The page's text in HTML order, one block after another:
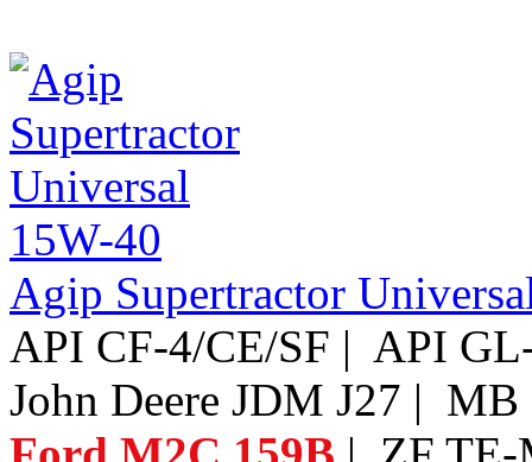
Agip Supertractor
API CF-4/CE/SF | API
John Deere JDM J27 |